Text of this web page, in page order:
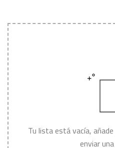
Tu lista está vacía,
enviar